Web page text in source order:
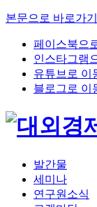
본문으로 바로가기
페이스북으
인스타그램
유튜브로 이
블로그로 이
발간물
세미나
연구원소식